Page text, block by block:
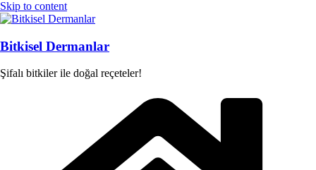
Skip to content
Bitkisel Dermanlar
Şifalı bitkiler ile doğal reçeteler!